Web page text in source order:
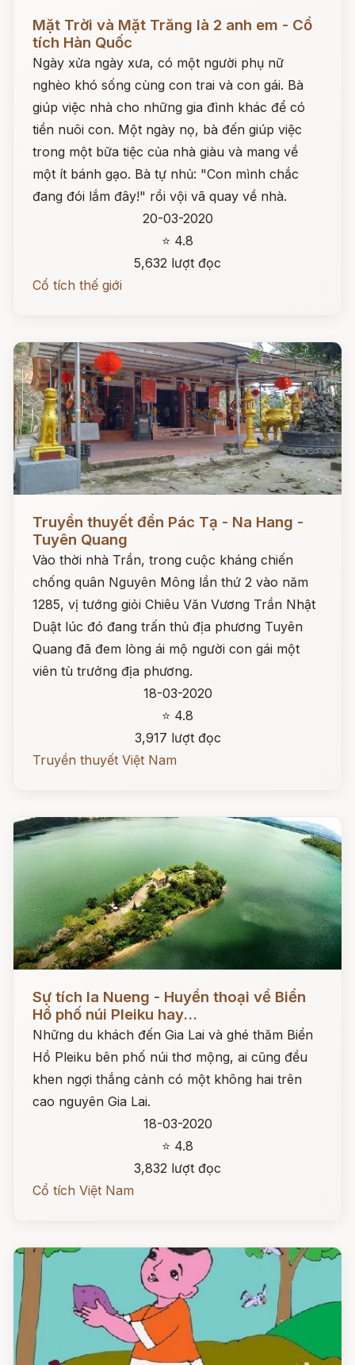
Mặt Trời và Mặt Trăng là 2 anh em - Cổ
tích Hàn Quốc
Ngày xửa ngày xưa, có một người phụ nữ
nghèo khó sống cùng con trai và con gái. Bà
giúp việc nhà cho những gia đình khác để có
tiền nuôi con. Một ngày nọ, bà đến giúp việc
trong một bữa tiệc của nhà giàu và mang về
một ít bánh gạo. Bà tự nhủ: "Con mình chắc
đang đói lắm đây!" rồi vội vã quay về nhà.
20-03-2020
⭐ 4.8
5,632 lượt đọc
Cổ tích thế giới
Đọc ngay
Truyền thuyết đền Pác Tạ - Na Hang -
Tuyên Quang
Vào thời nhà Trần, trong cuộc kháng chiến
chống quân Nguyên Mông lần thứ 2 vào năm
1285, vị tướng giỏi Chiêu Văn Vương Trần Nhật
Duật lúc đó đang trấn thủ địa phương Tuyên
Quang đã đem lòng ái mộ người con gái một
viên tù trưởng địa phương.
18-03-2020
⭐ 4.8
3,917 lượt đọc
Truyền thuyết Việt Nam
Sự tích Ia Nueng - Huyền thoại về Biển
Hồ phố núi Pleiku hay...
Những du khách đến Gia Lai và ghé thăm Biển
Hồ Pleiku bên phố núi thơ mộng, ai cũng đều
khen ngợi thắng cảnh có một không hai trên
cao nguyên Gia Lai.
18-03-2020
⭐ 4.8
3,832 lượt đọc
Cổ tích Việt Nam